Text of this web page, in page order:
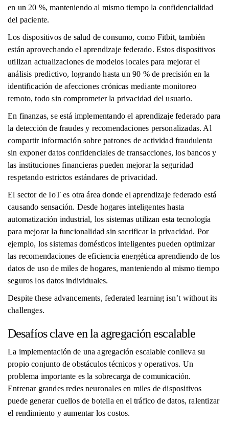
en un 20 %, manteniendo al mismo tiempo la confidencialidad
del paciente.
Los dispositivos de salud de consumo, como Fitbit, también
están aprovechando el aprendizaje federado. Estos dispositivos
utilizan actualizaciones de modelos locales para mejorar el
análisis predictivo, logrando hasta un 90 % de precisión en la
identificación de afecciones crónicas mediante monitoreo
remoto, todo sin comprometer la privacidad del usuario.
En finanzas, se está implementando el aprendizaje federado para
la detección de fraudes y recomendaciones personalizadas. Al
compartir información sobre patrones de actividad fraudulenta
sin exponer datos confidenciales de transacciones, los bancos y
las instituciones financieras pueden mejorar la seguridad
respetando estrictos estándares de privacidad.
El sector de IoT es otra área donde el aprendizaje federado está
causando sensación. Desde hogares inteligentes hasta
automatización industrial, los sistemas utilizan esta tecnología
para mejorar la funcionalidad sin sacrificar la privacidad. Por
ejemplo, los sistemas domésticos inteligentes pueden optimizar
las recomendaciones de eficiencia energética aprendiendo de los
datos de uso de miles de hogares, manteniendo al mismo tiempo
seguros los datos individuales.
Despite these advancements, federated learning isn’t without its
challenges.
Desafíos clave en la agregación escalable
La implementación de una agregación escalable conlleva su
propio conjunto de obstáculos técnicos y operativos. Un
problema importante es la sobrecarga de comunicación.
Entrenar grandes redes neuronales en miles de dispositivos
puede generar cuellos de botella en el tráfico de datos, ralentizar
el rendimiento y aumentar los costos.